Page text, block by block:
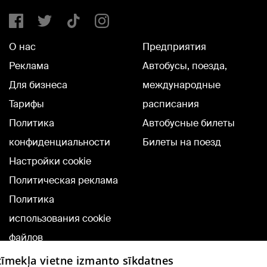
О нас
Реклама
Для бизнеса
Тарифы
Политика
конфиденциальности
Настройки cookie
Политическая реклама
Политика
использования cookie
файлов
Добавление
Предприятия
Автобусы, поезда,
международные
расписания
Автобусные билеты
Билеты на поезд
vietne izmanto sīkdatnes